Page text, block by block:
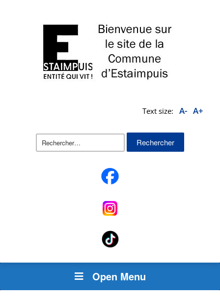
Text size: A- A+
Rechercher :
Open Menu